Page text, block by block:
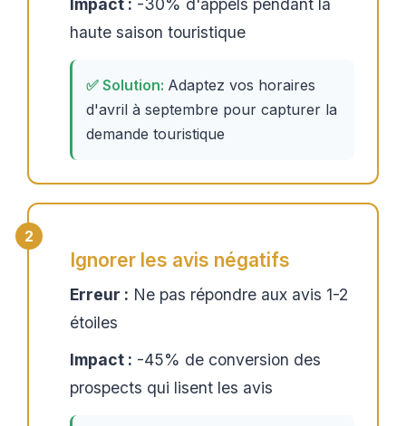
Impact : -30% d'appels pendant la
haute saison touristique
Adaptez vos horaires
d'avril à septembre pour capturer la
demande touristique
Ignorer les avis négatifs
Erreur : Ne pas répondre aux avis 1-2
étoiles
Impact : -45% de conversion des
prospects qui lisent les avis